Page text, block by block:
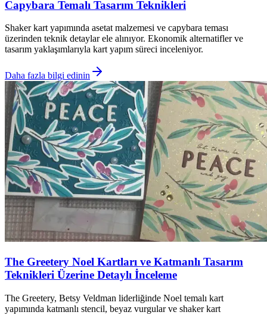
Capybara Temalı Tasarım Teknikleri
Shaker kart yapımında asetat malzemesi ve capybara teması
üzerinden teknik detaylar ele alınıyor. Ekonomik alternatifler ve
tasarım yaklaşımlarıyla kart yapım süreci inceleniyor.
Daha fazla bilgi edinin
The Greetery Noel Kartları ve Katmanlı Tasarım
Teknikleri Üzerine Detaylı İnceleme
The Greetery, Betsy Veldman liderliğinde Noel temalı kart
yapımında katmanlı stencil, beyaz vurgular ve shaker kart